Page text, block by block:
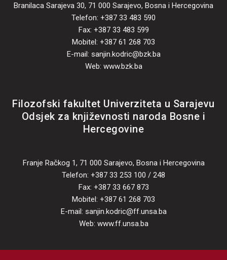
Branilaca Sarajeva 30, 71 000 Sarajevo, Bosna i Hercegovina
Telefon: +387 33 483 590
Fax: +387 33 483 599
Mobitel: +387 61 268 703
E-mail: sanjin.kodric@bzk.ba
Web: www.bzk.ba
Filozofski fakultet Univerziteta u Sarajevu
Odsjek za književnosti naroda Bosne i
Hercegovine
Franje Račkog 1, 71 000 Sarajevo, Bosna i Hercegovina
Telefon: +387 33 253 100 / 248
Fax: +387 33 667 873
Mobitel: +387 61 268 703
E-mail: sanjin.kodric@ff.unsa.ba
Web: www.ff.unsa.ba